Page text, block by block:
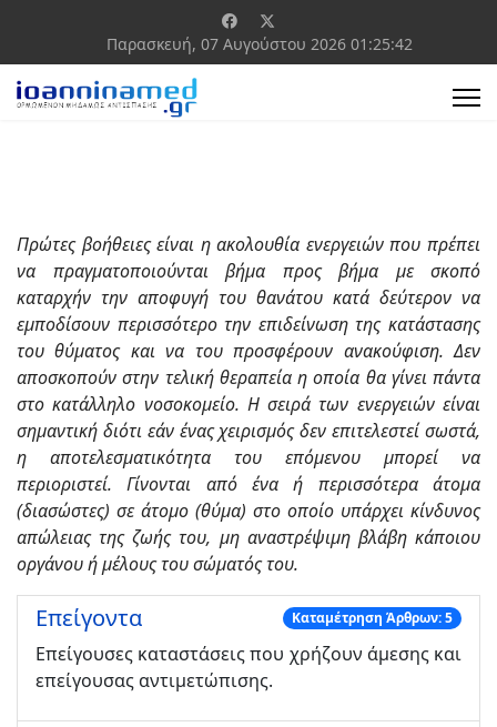
Παρασκευή, 07 Αυγούστου 2026 01:25:42
Πρώτες βοήθειες είναι η ακολουθία ενεργειών που πρέπει
να πραγματοποιούνται βήμα προς βήμα με σκοπό
καταρχήν την αποφυγή του θανάτου κατά δεύτερον να
εμποδίσουν περισσότερο την επιδείνωση της κατάστασης
του θύματος και να του προσφέρουν ανακούφιση. Δεν
αποσκοπούν στην τελική θεραπεία η οποία θα γίνει πάντα
στο κατάλληλο νοσοκομείο. Η σειρά των ενεργειών είναι
σημαντική διότι εάν ένας χειρισμός δεν επιτελεστεί σωστά,
η αποτελεσματικότητα του επόμενου μπορεί να
περιοριστεί. Γίνονται από ένα ή περισσότερα άτομα
(διασώστες) σε άτομο (θύμα) στο οποίο υπάρχει κίνδυνος
απώλειας της ζωής του, μη αναστρέψιμη βλάβη κάποιου
οργάνου ή μέλους του σώματός του.
Επείγοντα Καταμέτρηση Άρθρων: 5
Επείγουσες καταστάσεις που χρήζουν άμεσης και
επείγουσας αντιμετώπισης.